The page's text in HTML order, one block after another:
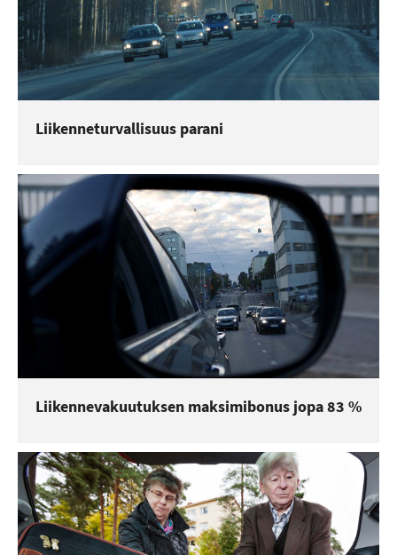
Liikenneturvallisuus parani
Liikennevakuutuksen maksimibonus jopa 83 %